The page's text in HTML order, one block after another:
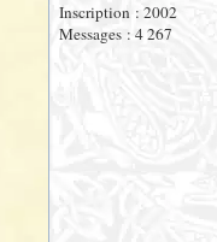
Inscription : 2002
Messages : 4 267